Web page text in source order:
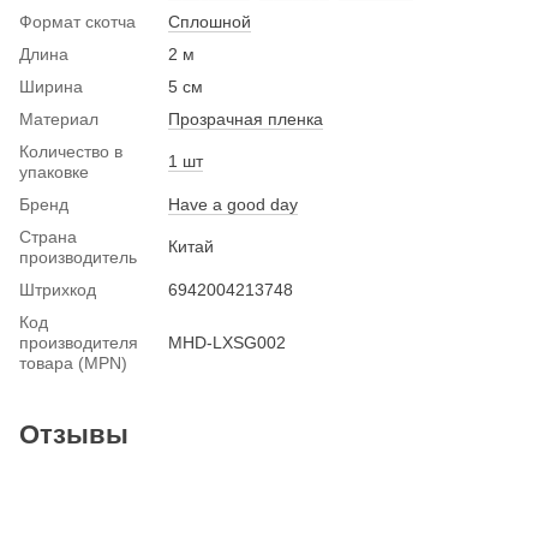
Формат скотча
Сплошной
Длина
2 м
Ширина
5 см
Материал
Прозрачная пленка
Количество в
упаковке
1 шт
Бренд
Have a good day
Страна
производитель
Китай
Штрихкод
6942004213748
Код
производителя
товара (MPN)
MHD-LXSG002
Отзывы